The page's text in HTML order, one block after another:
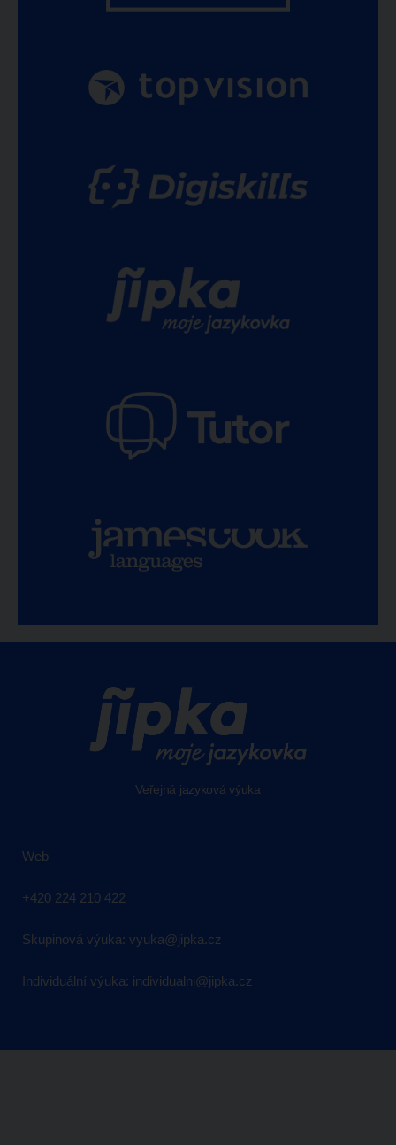
Veřejná jazyková výuka
Web
+420 224 210 422
Skupinová výuka: vyuka@jipka.cz
Individuální výuka: individualni@jipka.cz